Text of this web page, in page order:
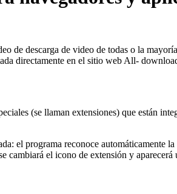
de descarga de video de todas o la
directamente en el sitio web All-
(se llaman extensiones) que están
el programa reconoce automáticamente
el icono de extensión y